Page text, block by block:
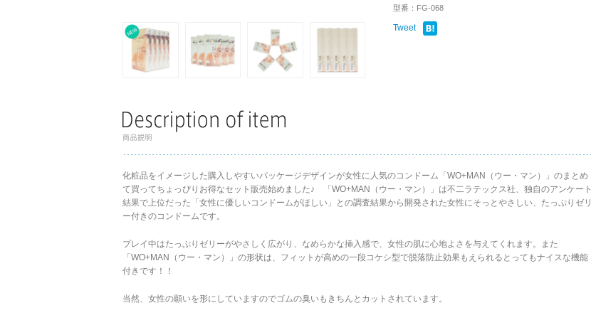
型番：FG-068
Tweet
化粧品をイメージした購入しやすいパッケージデザインが女性に人気のコンドーム「WO+MAN（ウー・マン）」のまとめ
て買ってちょっぴりお得なセット販売始めました♪ 「WO+MAN（ウー・マン）」は不二ラテックス社、独自のアンケート
結果で上位だった「女性に優しいコンドームがほしい」との調査結果から開発された女性にそっとやさしい、たっぷりゼリ
ー付きのコンドームです。
プレイ中はたっぷりゼリーがやさしく広がり、なめらかな挿入感で、女性の肌に心地よさを与えてくれます。また
「WO+MAN（ウー・マン）」の形状は、フィットが高めの一段コケシ型で脱落防止効果もえられるとってもナイスな機能
付きです！！
当然、女性の願いを形にしていますのでゴムの臭いもきちんとカットされています。